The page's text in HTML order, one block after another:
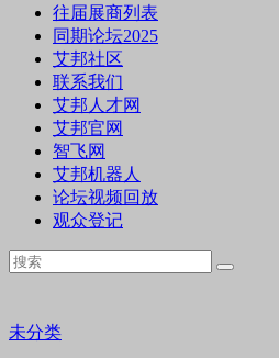
往届展商列表
同期论坛2025
艾邦社区
联系我们
艾邦人才网
艾邦官网
智飞网
艾邦机器人
论坛视频回放
观众登记
未分类